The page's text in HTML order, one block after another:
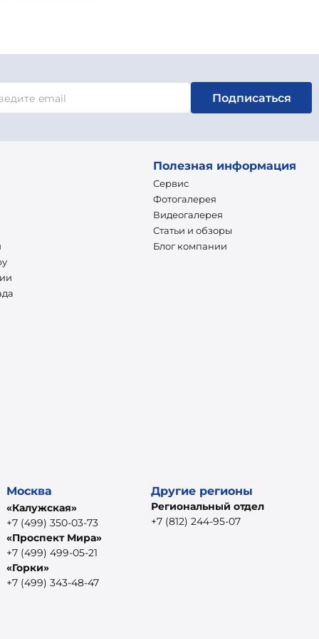
Подписаться
Полезная информация
Сервис
Фотогалерея
Видеогалерея
Статьи и обзоры
Блог компании
Москва
«Калужская»
+7 (499) 350-03-73
«Проспект Мира»
+7 (499) 499-05-21
«Горки»
+7 (499) 343-48-47
Другие регионы
Региональный отдел
+7 (812) 244-95-07